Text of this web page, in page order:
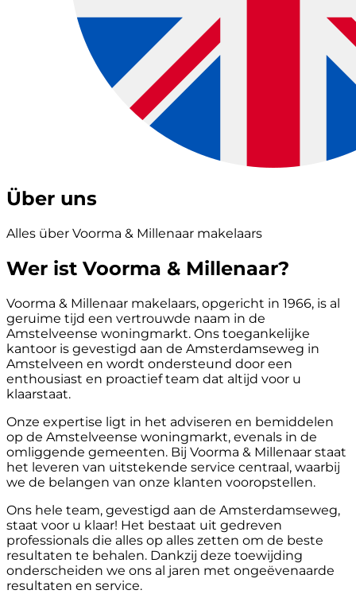
Über uns
Alles über Voorma & Millenaar makelaars
Wer ist Voorma & Millenaar?
Voorma & Millenaar makelaars, opgericht in 1966, is al
geruime tijd een vertrouwde naam in de
Amstelveense woningmarkt. Ons toegankelijke
kantoor is gevestigd aan de Amsterdamseweg in
Amstelveen en wordt ondersteund door een
enthousiast en proactief team dat altijd voor u
klaarstaat.
Onze expertise ligt in het adviseren en bemiddelen
op de Amstelveense woningmarkt, evenals in de
omliggende gemeenten. Bij Voorma & Millenaar staat
het leveren van uitstekende service centraal, waarbij
we de belangen van onze klanten vooropstellen.
Ons hele team, gevestigd aan de Amsterdamseweg,
staat voor u klaar! Het bestaat uit gedreven
professionals die alles op alles zetten om de beste
resultaten te behalen. Dankzij deze toewijding
onderscheiden we ons al jaren met ongeëvenaarde
resultaten en service.